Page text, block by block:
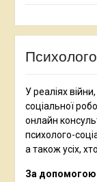
У реаліях
соціальної
онлайн
психолого-
а також усіх,
За допомогою